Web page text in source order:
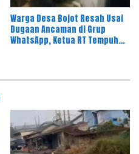
Warga Desa Bojot Resah Usai
Dugaan Ancaman di Grup
WhatsApp, Ketua RT Tempuh